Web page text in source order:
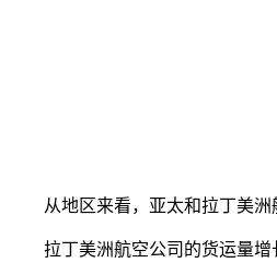
从地区来看，亚太和拉丁美洲
拉丁美洲航空公司的货运量增长